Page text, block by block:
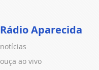
Rádio Aparecida
notícias
ouça ao vivo